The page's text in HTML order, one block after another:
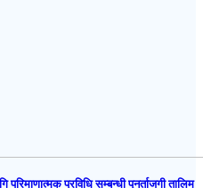
परिमाणात्मक प्रविधि सम्बन्धी पुनर्ताजगी तालिम